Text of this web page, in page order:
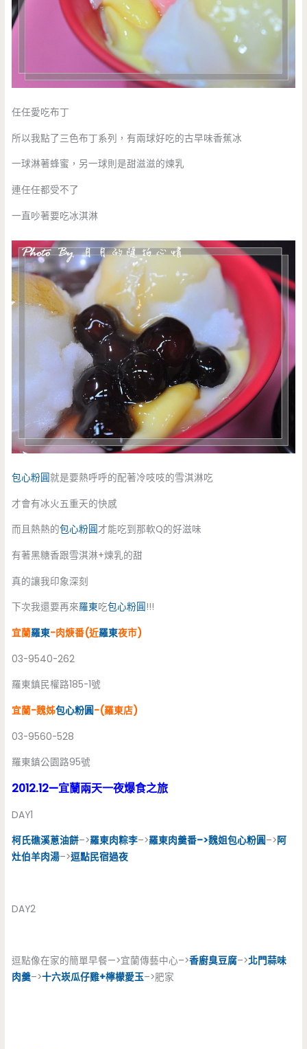
任任愛吃布丁
所以我點了三色布丁系列，有兩球好吃的古早味香蕉冰
一球淋著蜂蜜，另一球則是甜滋滋的煉乳
連任任都受不了
一直吵著要吃冰淇淋
包心粉圓就是要熱呼呼的配著冷吱吱的雪淇淋吃
才會有冰火五重天的快感
而且熱熱的包心粉圓才能吃到那軟Q的好滋味
有著黑糖香跟雪淇淋+煉乳的甜
真的讓我印象深刻
下次我還要再來羅東吃包心粉圓!!!
宜蘭羅東-肉焿番(近羅東夜市)
03-9540-262
羅東鎮民權路185-1號
宜蘭-魏姊包心粉圓-(羅東店)
03-9560-528
羅東鎮公園路95號
2012.12—宜蘭兩天一夜爆食之旅
DAY1
柯氏礁溪蔥油餅–>羅東肉粽李–>羅東肉羹番–>魏姐包心粉圓–>阿
灶伯羊肉湯–>逗點民宿過夜
DAY2
逗點像在家的簡單早餐—>宜蘭傳藝中心–>香廚臭豆腐–>北門蒜味
肉羹–>十六崁瓜仔雞+檸檬愛玉–>肥家